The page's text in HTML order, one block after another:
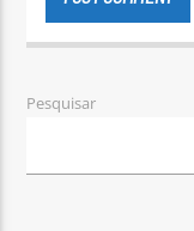
Pesquisar